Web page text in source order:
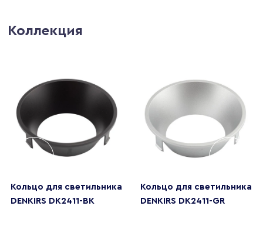
Коллекция
Кольцо для светильника
DENKIRS DK2411-BK
Кольцо для светильника
DENKIRS DK2411-GR